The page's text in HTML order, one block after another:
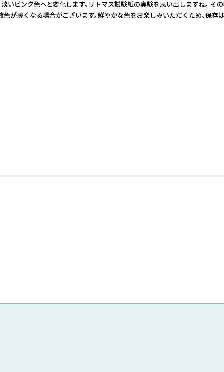
ンク色へと変化します。リトマス試験紙の実験を思い出します
薄くなる場合がございます。鮮やかな色をお楽しみいただくため、保存